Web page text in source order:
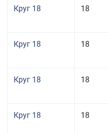
Круг 18 18
Круг 18 18
Круг 18 18
Круг 18 18